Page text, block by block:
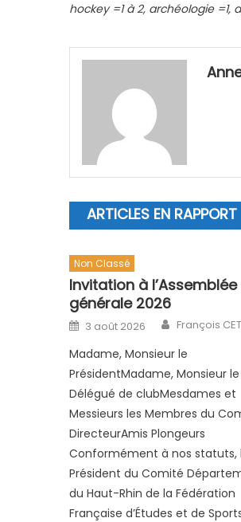
hockey =1 à 2, archéologie
ARTICLES EN RAPPORT
Non Classé
Invitation à l’Assemblée
générale 2026
Posted on
3 août 2026 Author
François
Madame, Monsieur le
PrésidentMadame, Monsieur le
Délégué de clubMesdames et
Messieurs les Membres du
DirecteurAmis Plongeurs
Conformément à nos statuts,
Président du Comité
du Haut-Rhin de la Fédération
Française d’Études et de